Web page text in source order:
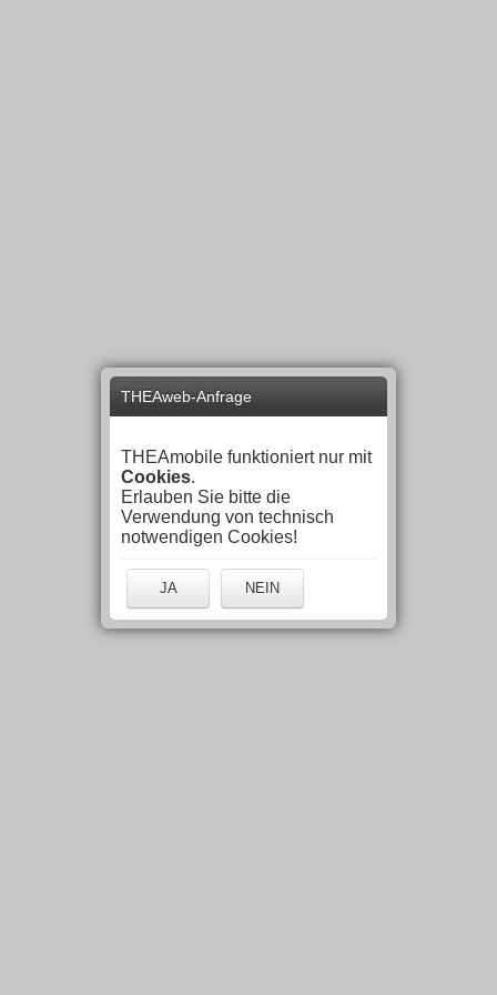
THEAweb-Anfrage
THEAmobile funktioniert nur mit
Cookies.
Erlauben Sie bitte die
Verwendung von technisch
notwendigen Cookies!
JA NEIN